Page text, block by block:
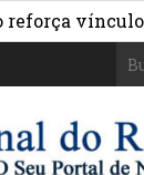
vínculos